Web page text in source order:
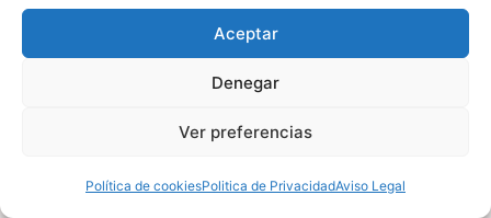
Aceptar
Denegar
Ver preferencias
Política de cookiesPolitica de PrivacidadAviso Legal
los datos inexactos o, en su caso, solicitar su
supresión cuando, entre otros motivos, los datos
ya no sean necesarios para los fines que fueron
interesados podrán solicitar la limitación del
tratamiento de sus datos, en cuyo caso